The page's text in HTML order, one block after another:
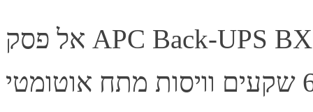
אל פסק APC Back-UPS BX2200MI בהספק 2200VA/1200W
עם 6 שקעים וויסות מתח אוטומטי (AVR) — מתאים לעמדות